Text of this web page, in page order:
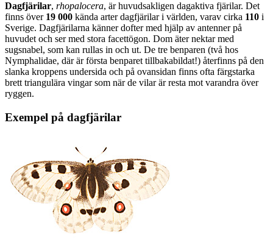
Dagfjärilar, rhopalocera, är huvudsakligen dagaktiva fjärilar. Det
finns över 19 000 kända arter dagfjärilar i världen, varav cirka 110 i
Sverige. Dagfjärilarna känner dofter med hjälp av antenner på
huvudet och ser med stora facettögon. Dom äter nektar med
sugsnabel, som kan rullas in och ut. De tre benparen (två hos
Nymphalidae, där är första benparet tillbakabildat!) återfinns på den
slanka kroppens undersida och på ovansidan finns ofta färgstarka
brett triangulära vingar som när de vilar är resta mot varandra över
ryggen.
Exempel på dagfjärilar